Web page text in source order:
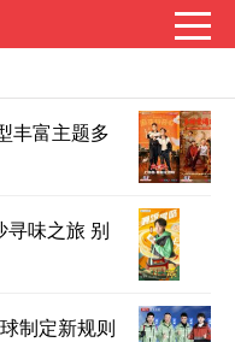
丰富主题多
寻味之旅 别
制定新规则